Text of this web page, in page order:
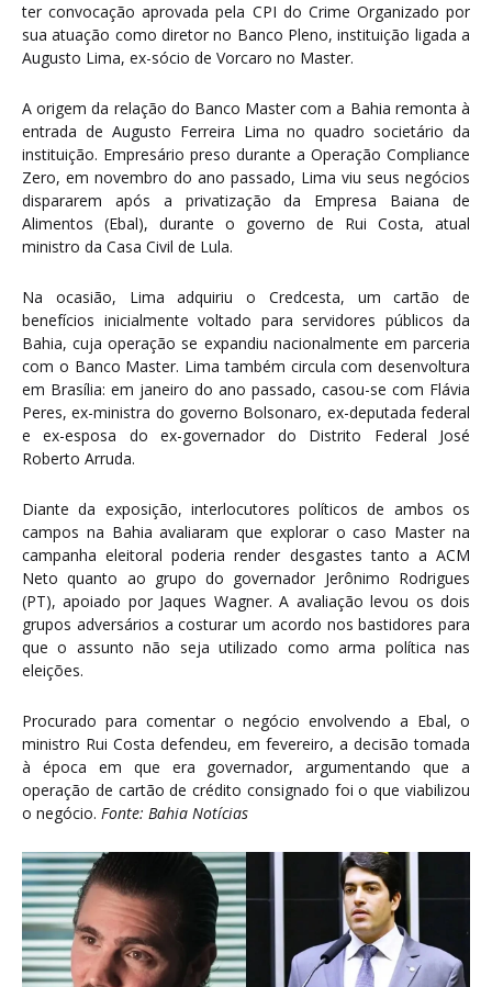
ter convocação aprovada pela CPI do Crime Organizado por
sua atuação como diretor no Banco Pleno, instituição ligada a
Augusto Lima, ex-sócio de Vorcaro no Master.
A origem da relação do Banco Master com a Bahia remonta à
entrada de Augusto Ferreira Lima no quadro societário da
instituição. Empresário preso durante a Operação Compliance
Zero, em novembro do ano passado, Lima viu seus negócios
dispararem após a privatização da Empresa Baiana de
Alimentos (Ebal), durante o governo de Rui Costa, atual
ministro da Casa Civil de Lula.
Na ocasião, Lima adquiriu o Credcesta, um cartão de
benefícios inicialmente voltado para servidores públicos da
Bahia, cuja operação se expandiu nacionalmente em parceria
com o Banco Master. Lima também circula com desenvoltura
em Brasília: em janeiro do ano passado, casou-se com Flávia
Peres, ex-ministra do governo Bolsonaro, ex-deputada federal
e ex-esposa do ex-governador do Distrito Federal José
Roberto Arruda.
Diante da exposição, interlocutores políticos de ambos os
campos na Bahia avaliaram que explorar o caso Master na
campanha eleitoral poderia render desgastes tanto a ACM
Neto quanto ao grupo do governador Jerônimo Rodrigues
(PT), apoiado por Jaques Wagner. A avaliação levou os dois
grupos adversários a costurar um acordo nos bastidores para
que o assunto não seja utilizado como arma política nas
eleições.
Procurado para comentar o negócio envolvendo a Ebal, o
ministro Rui Costa defendeu, em fevereiro, a decisão tomada
à época em que era governador, argumentando que a
operação de cartão de crédito consignado foi o que viabilizou
o negócio. Fonte: Bahia Notícias